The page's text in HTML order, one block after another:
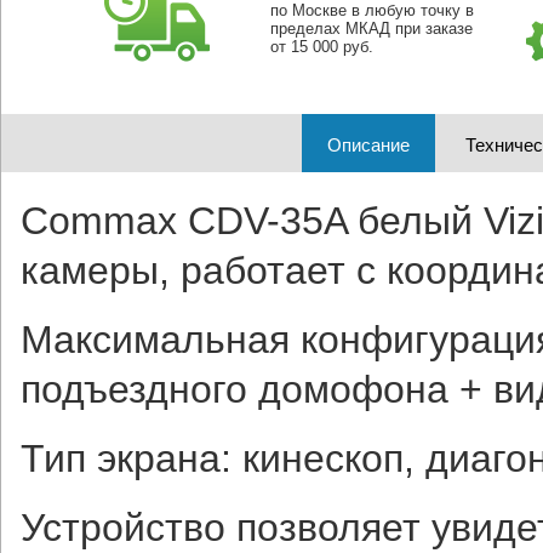
по Москве в любую точку в
пределах МКАД при заказе
от 15 000 руб.
Описание
Commax CDV-35A белый
камеры, работает с
Максимальная
подъездного домофона +
Тип экрана: кинескоп,
Устройство позволяет